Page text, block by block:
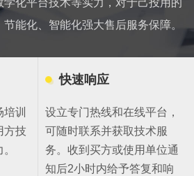
化平台技术等实力，对于己投用的
能化、智能化强大售后服务保障。
训
方技
快速响应
设立专门热线和在线平台，
可随时联系并获取技术服
务。收到买方或使用单位通
知后2小时内给予答复和响